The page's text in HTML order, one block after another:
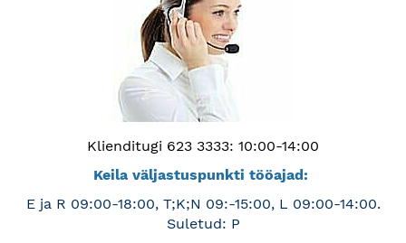
Klienditugi 623 3333: 10:00-14:00
Keila väljastuspunkti tööajad:
E ja R 09:00-18:00, T;K;N 09:-15:00, L 09:00-14:00.
Suletud: P